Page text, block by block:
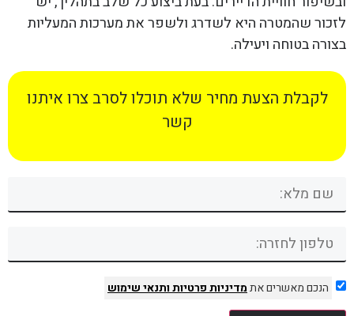
לזכור שהמטרה היא לשדרג ולשפר את מערכות המעליות
בצורה בטוחה ויעילה.
לקבלת הצעת מחיר שלא תוכלו לסרב צרו איתנו
קשר
הנכם מאשרים אתמדיניות פרטיותותנאי שימוש